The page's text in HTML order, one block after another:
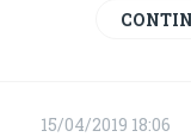
15/04/2019 18:06